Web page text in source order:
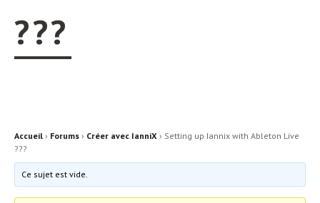
???
Accueil › Forums › Créer avec IanniX › Setting up Iannix with Ableton Live
???
Ce sujet est vide.